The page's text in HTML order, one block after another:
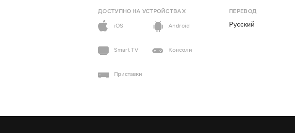
ДОСТУПНО НА УСТРОЙСТВАХ
iOS
Android
Smart TV Консоли
Приставки
ПЕРЕВОД
Русский